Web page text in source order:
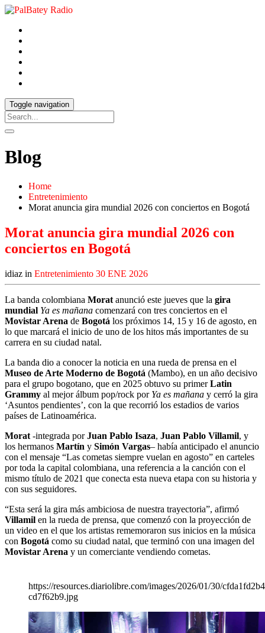
Toggle navigation
Blog
Home
Entretenimiento
Morat anuncia gira mundial 2026 con conciertos en Bogotá
Morat anuncia gira mundial 2026 con
conciertos en Bogotá
idiaz in Entretenimiento 30 ENE 2026
La banda colombiana Morat anunció este jueves que la gira
mundial Ya es mañana comenzará con tres conciertos en el
Movistar Arena de Bogotá los próximos 14, 15 y 16 de agosto, en
lo que marcará el inicio de uno de los hitos más importantes de su
carrera en su ciudad natal.
La banda dio a conocer la noticia en una rueda de prensa en el
Museo de Arte Moderno de Bogotá (Mambo), en un año decisivo
para el grupo bogotano, que en 2025 obtuvo su primerLatin
Grammy al mejor álbum pop/rock por Ya es mañana y cerró la gira
‘Asuntos pendientes’, con la que recorrió los estadios de varios
países de Latinoamérica.
Morat -integrada porJuan Pablo Isaza, Juan Pablo Villamil, y
los hermanos Martín y Simón Vargas– había anticipado el anuncio
con el mensaje “Las cometas siempre vuelan en agosto” en carteles
por toda la capital colombiana, una referencia a la canción con el
mismo título de 2021 que conecta esta nueva etapa con su historia y
con sus seguidores.
“Esta será la gira más ambiciosa de nuestra trayectoria”, afirmó
Villamil en la rueda de prensa, que comenzó con la proyección de
un video en el que los artistas rememoraron sus inicios en la música
con Bogotá como su ciudad natal, que terminó con una imagen del
Movistar Arena y un comerciante vendiendo cometas.
https://resources.diariolibre.com/images/2026/01/30/
cd7f62b9.jpg